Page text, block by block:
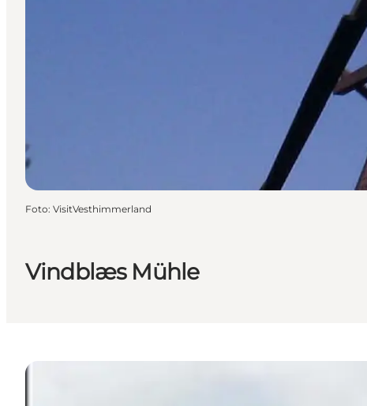
Vindblæs Mühle
Foto: VisitVesthimmerland